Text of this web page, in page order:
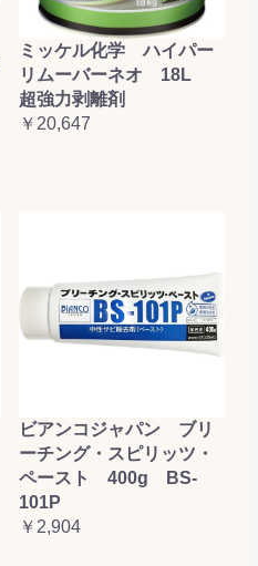
ミッケル化学 ハイパー
リムーバーネオ 18L
超強力剥離剤
￥20,647
ビアンコジャパン ブリ
ーチング・スピリッツ・
ペースト 400g BS-
101P
￥2,904